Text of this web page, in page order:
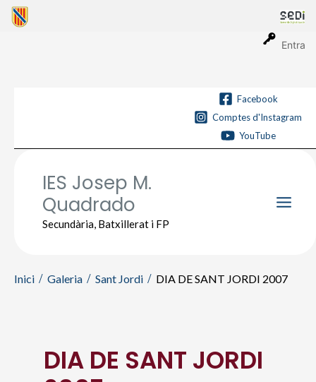
Entra
Vés
Facebook
Comptes d'Instagram
YouTube
IES Josep M.
Quadrado
Secundària, Batxillerat i FP
Inici Galeria Sant Jordi DIA DE SANT JORDI 2007
DIA DE SANT JORDI